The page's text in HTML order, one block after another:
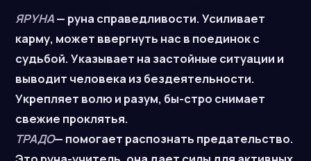
ЯРУНА— руна справедливости. Усиливает
карму, может ввергнуть нас в поединок с
судьбой. Указывает на застойные ситуации и
выводит человека из бездеятельности.
Укрепляет волю и разум, бы-стро снимает
свежие проклятья.
ТРАДО— помогает распознать предательство.